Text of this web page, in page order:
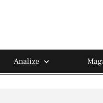
Analize